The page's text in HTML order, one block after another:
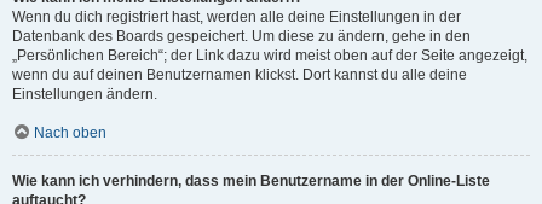
Wenn du dich registriert hast, werden alle deine Einstellungen in der
Datenbank des Boards gespeichert. Um diese zu ändern, gehe in den
„Persönlichen Bereich“; der Link dazu wird meist oben auf der Seite angezeigt,
wenn du auf deinen Benutzernamen klickst. Dort kannst du alle deine
Einstellungen ändern.
Nach oben
Wie kann ich verhindern, dass mein Benutzername in der Online-Liste
auftaucht?